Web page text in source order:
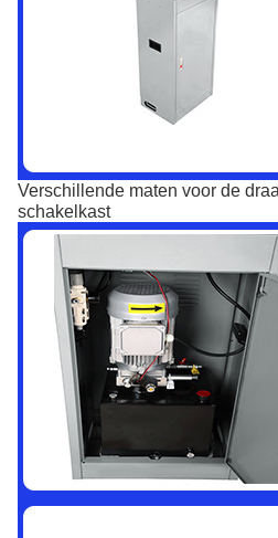
Verschillende maten voor de
schakelkast